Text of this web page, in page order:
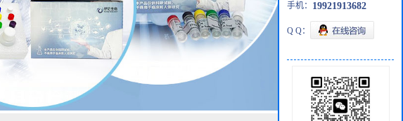
手机： 19921913682
Q Q：